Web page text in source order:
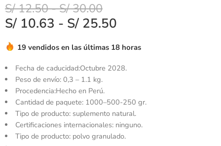
S/12.50-S/30.00
S/ 10.63 - S/ 25.50
19 vendidos en las últimas 18 horas
Fecha de caducidad:Octubre 2028.
Peso de envío:0,3 – 1.1 kg.
Procedencia:Hecho en Perú.
Cantidad de paquete: 1000–500-250 gr.
Tipo de producto: suplemento natural.
Certificaciones internacionales: ninguno.
Tipo de producto: polvo granulado.